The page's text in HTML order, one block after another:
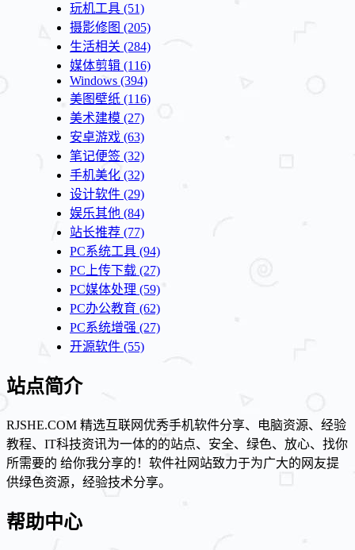
玩机工具 (51)
摄影修图 (205)
生活相关 (284)
媒体剪辑 (116)
Windows (394)
美图壁纸 (116)
美术建模 (27)
安卓游戏 (63)
笔记便签 (32)
手机美化 (32)
设计软件 (29)
娱乐其他 (84)
站长推荐 (77)
PC系统工具 (94)
PC上传下载 (27)
PC媒体处理 (59)
PC办公教育 (62)
PC系统增强 (27)
开源软件 (55)
站点简介
RJSHE.COM 精选互联网优秀手机软件分享、电脑资源、经验
教程、IT科技资讯为一体的的站点、安全、绿色、放心、找你
所需要的 给你我分享的！软件社网站致力于为广大的网友提
供绿色资源，经验技术分享。
帮助中心